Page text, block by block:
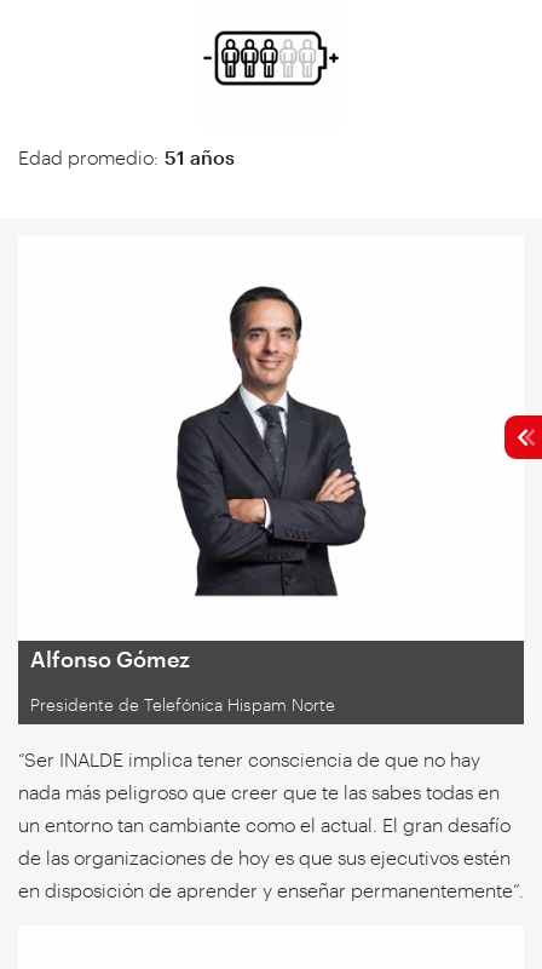
Edad promedio: 51 años
Alfonso Gómez
Presidente de Telefónica Hispam Norte
“Ser INALDE implica tener consciencia de que no hay
nada más peligroso que creer que te las sabes todas en
un entorno tan cambiante como el actual. El gran desafío
de las organizaciones de hoy es que sus ejecutivos estén
en disposición de aprender y enseñar permanentemente”.